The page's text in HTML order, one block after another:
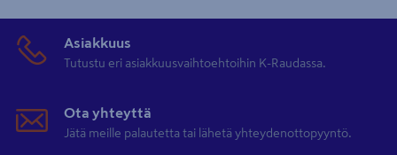
Asiakkuus
Tutustu eri asiakkuusvaihtoehtoihin K-Raudassa.
Ota yhteyttä
Jätä meille palautetta tai lähetä yhteydenottopyyntö.